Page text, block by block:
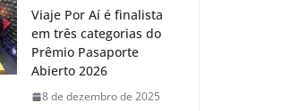
Viaje Por Aí é finalista
em três categorias do
Prêmio Pasaporte
Abierto 2026
8 de dezembro de 2025